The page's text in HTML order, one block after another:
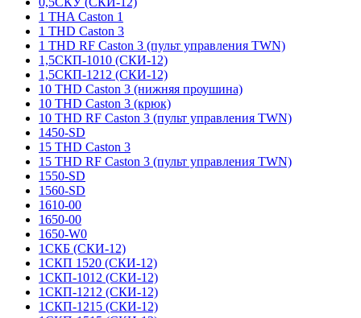
1 THA Caston 1
1 THD Caston 3
1 THD RF Caston 3 (пульт управления TWN)
1,5СКП-1010 (СКИ-12)
1,5СКП-1212 (СКИ-12)
10 THD Caston 3 (нижняя проушина)
10 THD Caston 3 (крюк)
10 THD RF Caston 3 (пульт управления TWN)
1450-SD
15 THD Caston 3
15 THD RF Caston 3 (пульт управления TWN)
1550-SD
1560-SD
1610-00
1650-00
1650-W0
1СКБ (СКИ-12)
1СКП 1520 (СКИ-12)
1СКП-1012 (СКИ-12)
1СКП-1212 (СКИ-12)
1СКП-1215 (СКИ-12)